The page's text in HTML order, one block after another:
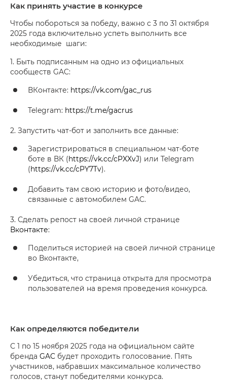
Как принять участие в конкурсе
Чтобы побороться за победу, важно с 3 по 31 октября
2025 года включительно успеть выполнить все
необходимые шаги:
1. Быть подписанным на одно из официальных
сообществ GAC:
ВКонтакте: https://vk.com/gac_rus
Telegram: https://t.me/gacrus
2. Запустить чат-бот и заполнить все данные:
Зарегистрироваться в специальном чат-боте
боте в ВК (https://vk.cc/cPXXvJ) или Telegram
(https://vk.cc/cPY7Tv).
Добавить там свою историю и фото/видео,
связанные с автомобилем GAC.
3. Сделать репост на своей личной странице
Вконтакте:
Поделиться историей на своей личной странице
во Вконтакте,
Убедиться, что страница открыта для просмотра
пользователей на время проведения конкурса.
Как определяются победители
С 1 по 15 ноября 2025 года на официальном сайте
бренда GAC будет проходить голосование. Пять
участников, набравших максимальное количество
голосов, станут победителями конкурса.